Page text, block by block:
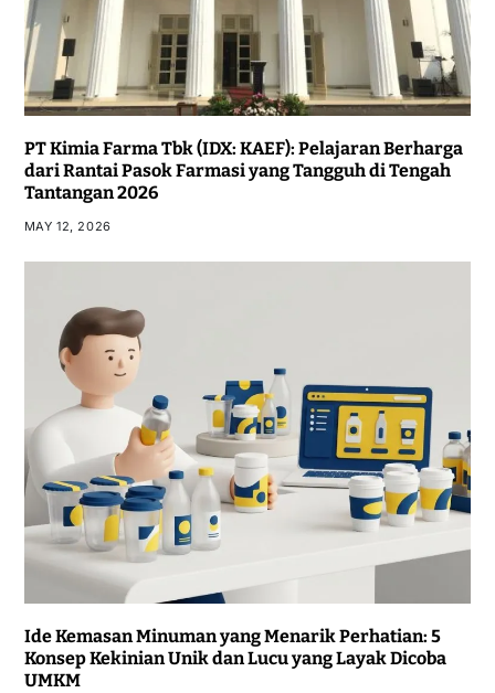
PT Kimia Farma Tbk (IDX: KAEF): Pelajaran Berharga
dari Rantai Pasok Farmasi yang Tangguh di Tengah
Tantangan 2026
MAY 12, 2026
Ide Kemasan Minuman yang Menarik Perhatian: 5
Konsep Kekinian Unik dan Lucu yang Layak Dicoba
UMKM